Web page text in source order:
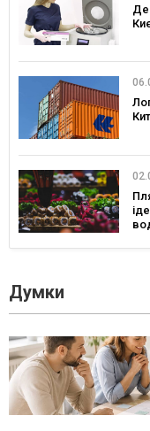
Де
Думки